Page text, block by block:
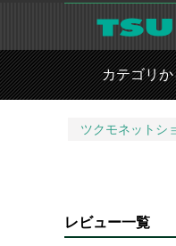
カテゴリ
ツクモネットシ
レビュー一覧